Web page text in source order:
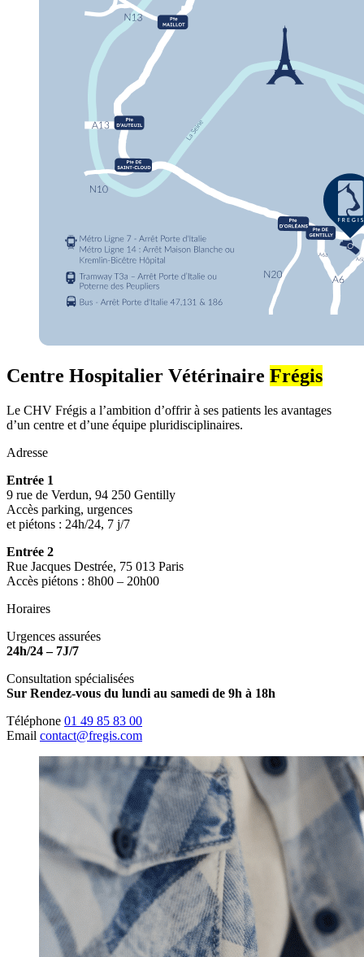
Centre Hospitalier Vétérinaire Frégis
Le CHV Frégis a l’ambition d’offrir à ses patients les avantages
d’un centre et d’une équipe pluridisciplinaires.
Adresse
Entrée 1
9 rue de Verdun, 94 250 Gentilly
Accès parking, urgences
et piétons : 24h/24, 7 j/7
Entrée 2
Rue Jacques Destrée, 75 013 Paris
Accès piétons : 8h00 – 20h00
Horaires
Urgences assurées
24h/24 – 7J/7
Consultation spécialisées
Sur Rendez-vous du lundi au samedi de 9h à 18h
Téléphone 01 49 85 83 00
Email contact@fregis.com